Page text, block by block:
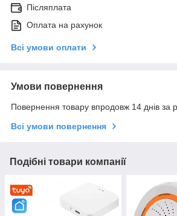
Післяплата
Оплата на рахунок
Всі умови оплати
Умови повернення
Повернення товару впродовж 14 днів за
Всі умови повернення
Подібні товари компанії